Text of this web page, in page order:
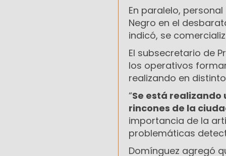
En paralelo,
Negro en el
indicó, se
El subsecretario de
los operativos
realizando en
“Se está
rincones de la
importancia de la
problemáticas
Domínguez agregó